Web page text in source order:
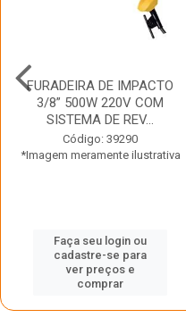
FURADEIRA DE IMPACTO
3/8” 500W 220V COM
SISTEMA DE REV...
Código: 39290
*Imagem meramente ilustrativa
Faça seu login ou
cadastre-se para
ver preços e
comprar